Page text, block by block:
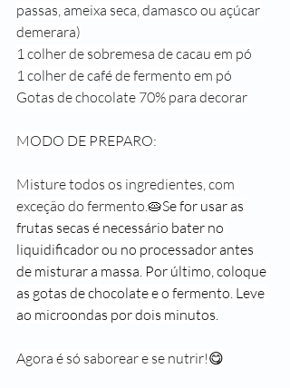
passas, ameixa seca, damasco ou açúcar
demerara)
1 colher de sobremesa de cacau em pó
1 colher de café de fermento em pó
Gotas de chocolate 70% para decorar
MODO DE PREPARO:
Misture todos os ingredientes, com
exceção do fermento.🥧Se for usar as
frutas secas é necessário bater no
liquidificador ou no processador antes
de misturar a massa. Por último, coloque
as gotas de chocolate e o fermento. Leve
ao microondas por dois minutos.
Agora é só saborear e se nutrir!😋